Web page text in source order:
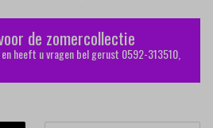
de zomercollectie
en heeft u vragen bel gerust 0592-313510,